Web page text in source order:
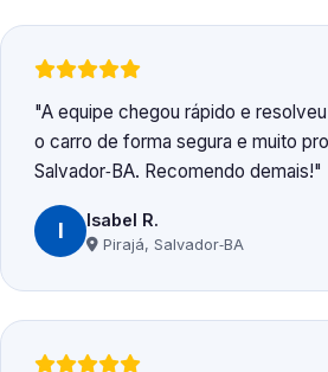
A equipe chegou rápido e
o carro de forma segura e muito
Salvador‑BA. Recomendo demais!
I Isabel R.
Pirajá, Salvador‑BA